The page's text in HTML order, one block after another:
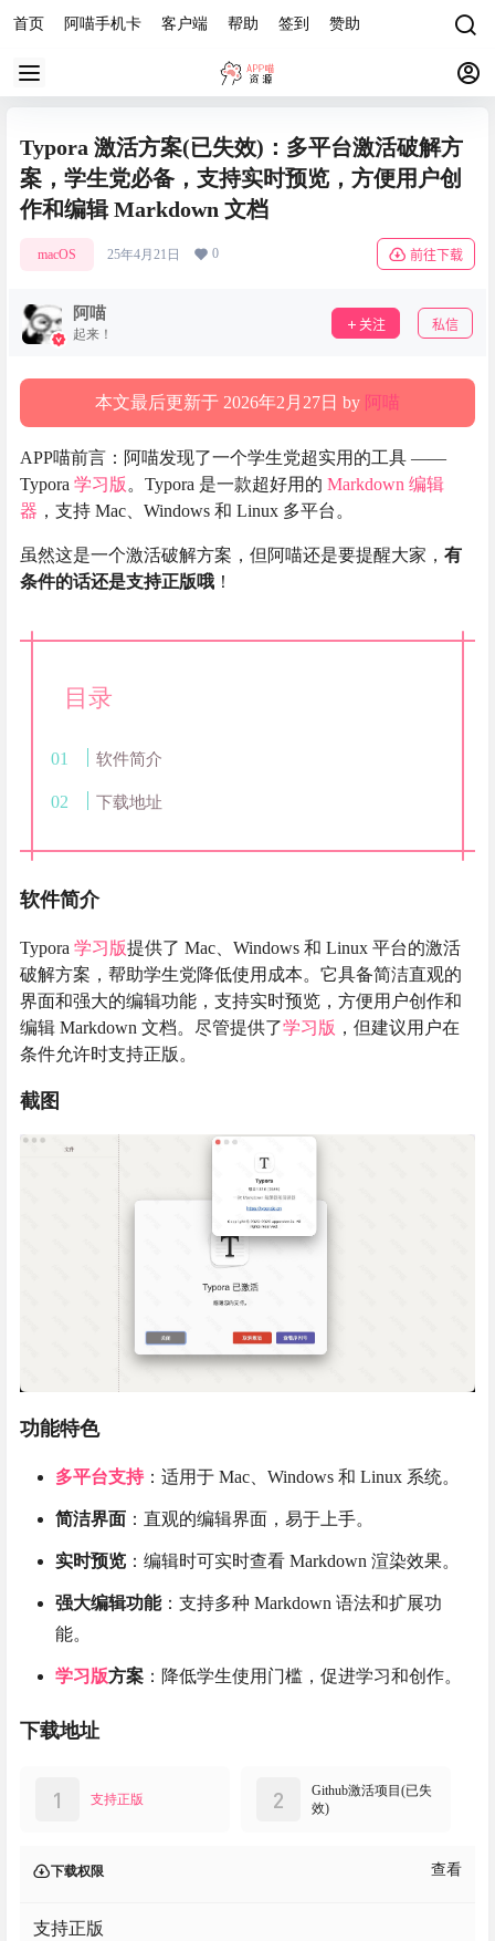
首页 阿喵手机卡 客户端 帮助 签到 赞助
Typora 激活方案(已失效)：多平台激活破解方
案，学生党必备，支持实时预览，方便用户创
作和编辑 Markdown 文档
macOS 25年4月21日 0 前往下载
阿喵
起来！
关注 私信
本文最后更新于 2026年2月27日 by 阿喵
APP喵前言：阿喵发现了一个学生党超实用的工具 ——
Typora 学习版 。Typora 是一款超好用的 Markdown 编辑
器 ，支持 Mac、Windows 和 Linux 多平台。
虽然这是一个激活破解方案，但阿喵还是要提醒大家， 有
条件的话还是支持正版哦 ！
目录
软件简介
下载地址
软件简介
Typora 学习版提供了 Mac、Windows 和 Linux 平台的激活
破解方案，帮助学生党降低使用成本。它具备简洁直观的
界面和强大的编辑功能，支持实时预览，方便用户创作和
编辑 Markdown 文档。尽管提供了学习版 ，但建议用户在
条件允许时支持正版。
截图
功能特色
多平台支持 ：适用于 Mac、Windows 和 Linux 系统。
简洁界面 ：直观的编辑界面，易于上手。
实时预览 ：编辑时可实时查看 Markdown 渲染效果。
强大编辑功能：支持多种 Markdown 语法和扩展功
能。
学习版方案 ：降低学生使用门槛，促进学习和创作。
下载地址
支持正版
1
Github激活项目(已失
效)
2
下载权限 查看
支持正版